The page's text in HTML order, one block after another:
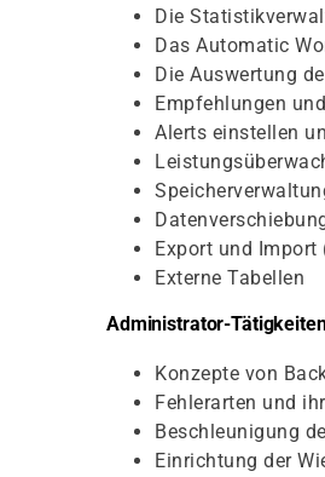
Die
Das Automatic
Die Auswertung
Empfehlungen
Alerts einstellen
Export und Import
Externe Tabellen
Administrator-
Konzepte von
Fehlerarten und
Beschleunigung
Einrichtung der